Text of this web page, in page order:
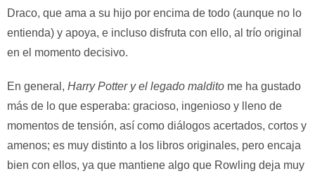
Draco, que ama a su hijo por encima de todo (aunque no lo
entienda) y apoya, e incluso disfruta con ello, al trío original
en el momento decisivo.
En general, Harry Potter y el legado maldito me ha gustado
más de lo que esperaba: gracioso, ingenioso y lleno de
momentos de tensión, así como diálogos acertados, cortos y
amenos; es muy distinto a los libros originales, pero encaja
bien con ellos, ya que mantiene algo que Rowling deja muy